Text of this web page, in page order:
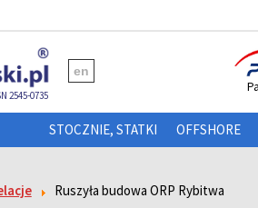
2545-0735
en
STOCZNIE, STATKI OFFSHORE
Ruszyła budowa ORP Rybitwa